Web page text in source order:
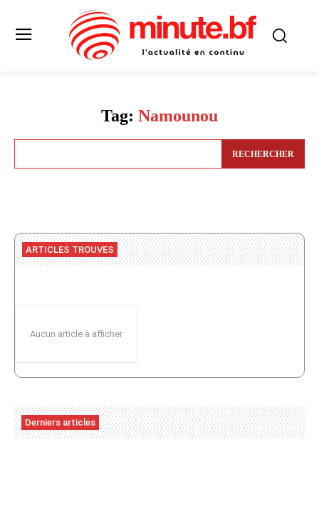
Tag: Namounou
RECHERCHER
ARTICLES TROUVES
Aucun article à afficher
Derniers articles